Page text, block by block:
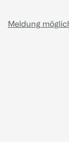
Meldung